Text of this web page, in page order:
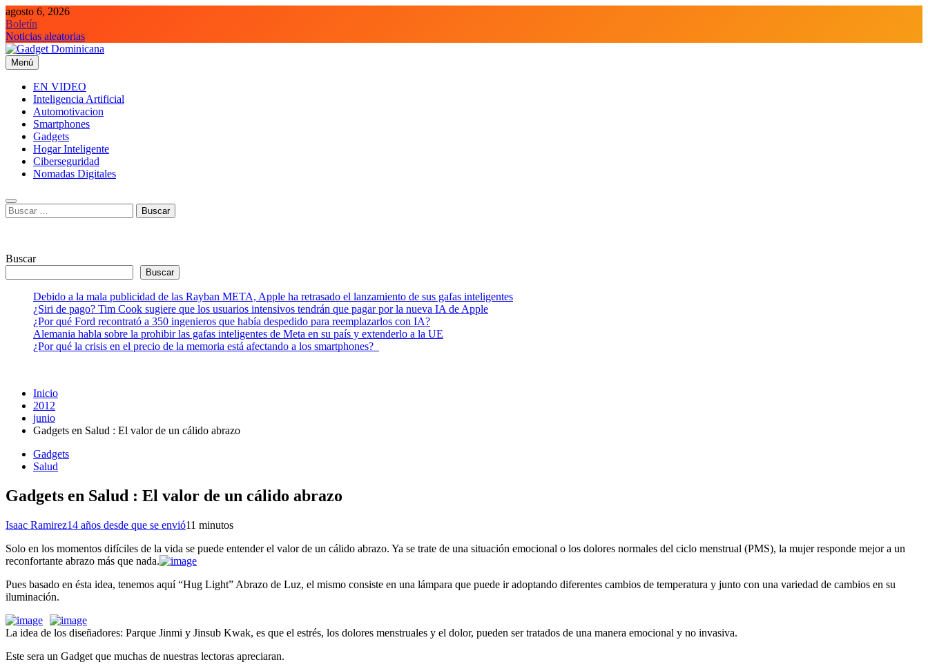
Saltar
al
contenido
agosto 6, 2026
Boletín
Noticias aleatorias
Gadget Dominicana
Gadgets, Autos y Tecnología de consumo
Menú
EN VIDEO
Inteligencia Artificial
Automotivacion
Smartphones
Gadgets
Hogar Inteligente
Ciberseguridad
Nomadas Digitales
Buscar:
Buscar
Buscar
Debido a la mala publicidad de las Rayban META, Apple ha retrasado el lanzamiento de sus gafas inteligentes
¿Siri de pago? Tim Cook sugiere que los usuarios intensivos tendrán que pagar por la nueva IA de Apple
¿Por qué Ford recontrató a 350 ingenieros que había despedido para reemplazarlos con IA?
Alemania habla sobre la prohibir las gafas inteligentes de Meta en su país y extenderlo a la UE
¿Por qué la crisis en el precio de la memoria está afectando a los smartphones?
Inicio
2012
junio
Gadgets en Salud : El valor de un cálido abrazo
Gadgets
Salud
Gadgets en Salud : El valor de un cálido abrazo
Isaac Ramirez14 años desde que se envió11 minutos
Solo en los momentos difíciles de la vida se puede entender el valor de un cálido abrazo. Ya se trate de una situación emocional o los dolores normales del ciclo menstrual (PMS), la mujer responde mejor a un
reconfortante abrazo más que nada.
Pues basado en ésta idea, tenemos aquí “Hug Light” Abrazo de Luz, el mismo consiste en una lámpara que puede ir adoptando diferentes cambios de temperatura y junto con una variedad de cambios en su
iluminación.
La idea de los diseñadores: Parque Jinmi y Jinsub Kwak, es que el estrés, los dolores menstruales y el dolor, pueden ser tratados de una manera emocional y no invasiva.
Este sera un Gadget que muchas de nuestras lectoras apreciaran.